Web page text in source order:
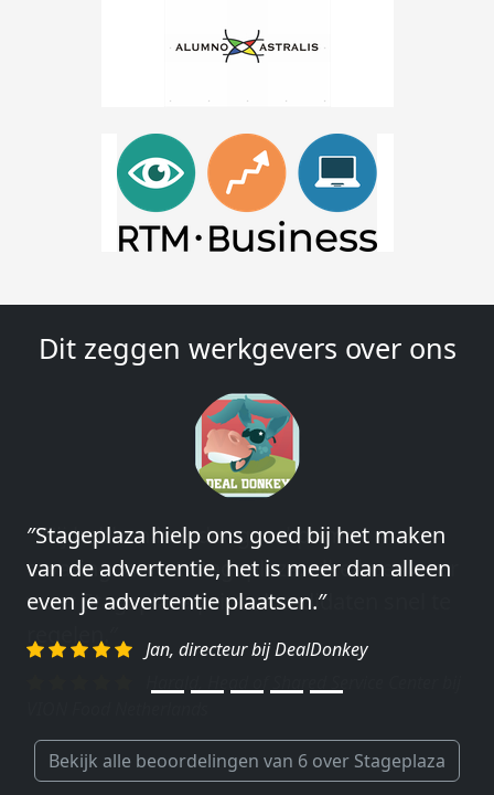
Dit zeggen werkgevers over ons
″Stageplaza hielp ons goed bij het maken
van de advertentie, het is meer dan alleen
even je advertentie plaatsen.″
Jan, directeur bij DealDonkey
″Wij hebben in ieder geval prima
ervaringen met Stageplaza: elke keer weer
weet Stageplaza prima kandidaten snel te
regelen.″
Bekijk alle beoordelingen van 6 over Stageplaza